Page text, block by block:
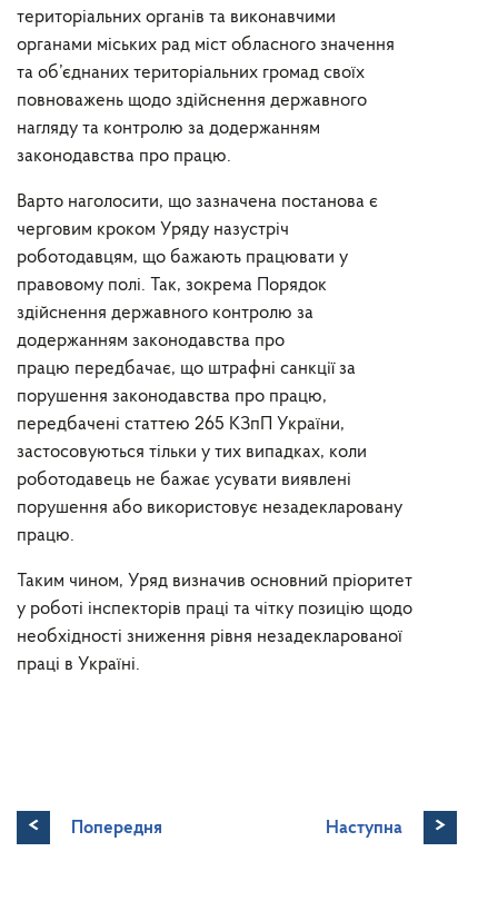
територіальних органів та виконавчими
органами міських рад міст обласного значення
та об’єднаних територіальних громад своїх
повноважень щодо здійснення державного
нагляду та контролю за додержанням
законодавства про працю.
Варто наголосити, що зазначена постанова є
черговим кроком Уряду назустріч
роботодавцям, що бажають працювати у
правовому полі. Так, зокрема Порядок
здійснення державного контролю за
додержанням законодавства про
працю передбачає, що штрафні санкції за
порушення законодавства про працю,
передбачені статтею 265 КЗпП України,
застосовуються тільки у тих випадках, коли
роботодавець не бажає усувати виявлені
порушення або використовує незадекларовану
працю.
Таким чином, Уряд визначив основний пріоритет
у роботі інспекторів праці та чітку позицію щодо
необхідності зниження рівня незадекларованої
праці в Україні.
< Попередня Наступна >